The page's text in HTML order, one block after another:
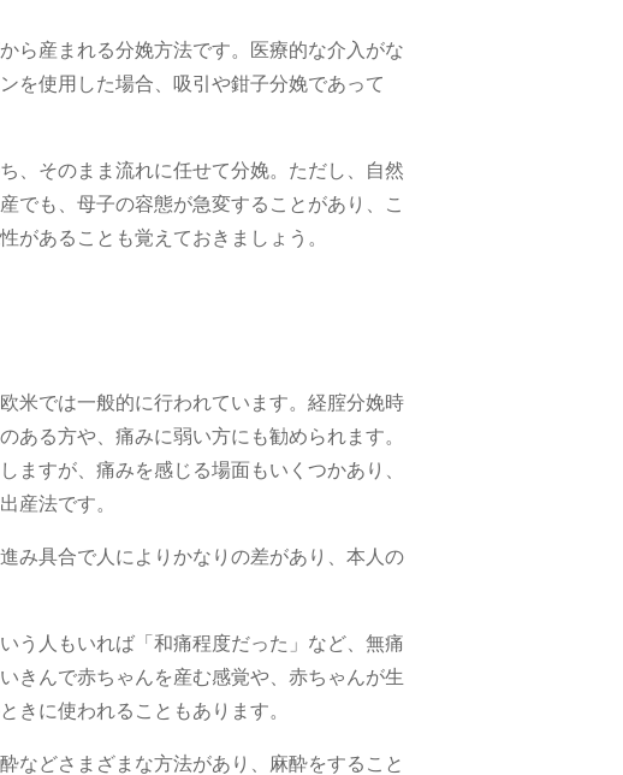
ら産まれる分娩方法です。医療的な介入がな
を使用した場合、吸引や鉗子分娩であって
、そのまま流れに任せて分娩。ただし、自然
でも、母子の容態が急変することがあり、こ
があることも覚えておきましょう。
米では一般的に行われています。経腟分娩時
ある方や、痛みに弱い方にも勧められます。
ますが、痛みを感じる場面もいくつかあり、
産法です。
み具合で人によりかなりの差があり、本人の
う人もいれば「和痛程度だった」など、無痛
きんで赤ちゃんを産む感覚や、赤ちゃんが生
きに使われることもあります。
などさまざまな方法があり、麻酔をすること